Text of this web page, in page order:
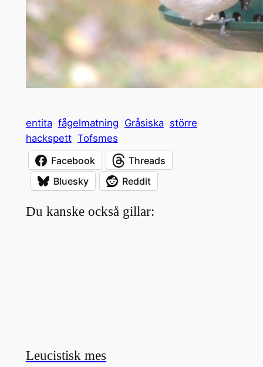
entita fågelmatning Gråsiska större
hackspett Tofsmes
Facebook
Threads
Bluesky
Reddit
Du kanske också gillar:
Leucistisk mes